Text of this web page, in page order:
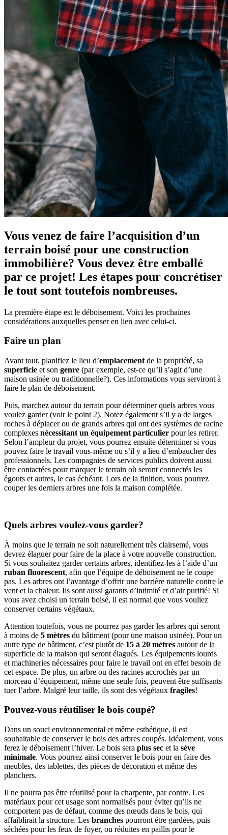
Vous venez de faire l’acquisition d’un
terrain boisé pour une construction
immobilière? Vous devez être emballé
par ce projet! Les étapes pour concrétiser
le tout sont toutefois nombreuses.
La première étape est le déboisement. Voici les prochaines
considérations auxquelles penser en lien avec celui-ci.
Faire un plan
Avant tout, planifiez le lieu d’emplacement de la propriété, sa
superficie et son genre (par exemple, est-ce qu’il s’agit d’une
maison usinée ou traditionnelle?). Ces informations vous serviront à
faire le plan de déboisement.
Puis, marchez autour du terrain pour déterminer quels arbres vous
voulez garder (voir le point 2). Notez également s’il y a de larges
roches à déplacer ou de grands arbres qui ont des systèmes de racine
complexes nécessitant un équipement particulier pour les retirer.
Selon l’ampleur du projet, vous pourrez ensuite déterminer si vous
pouvez faire le travail vous-même ou s’il y a lieu d’embaucher des
professionnels. Les compagnies de services publics doivent aussi
être contactées pour marquer le terrain où seront connectés les
égouts et autres, le cas échéant. Lors de la finition, vous pourrez
couper les derniers arbres une fois la maison complétée.
Quels arbres voulez-vous garder?
À moins que le terrain ne soit naturellement très clairsemé, vous
devrez élaguer pour faire de la place à votre nouvelle construction.
Si vous souhaitez garder certains arbres, identifiez-les à l’aide d’un
ruban fluorescent, afin que l’équipe de déboisement ne le coupe
pas. Les arbres ont l’avantage d’offrir une barrière naturelle contre le
vent et la chaleur. Ils sont aussi garants d’intimité et d’air purifié! Si
vous avez choisi un terrain boisé, il est normal que vous vouliez
conserver certains végétaux.
Attention toutefois, vous ne pourrez pas garder les arbres qui seront
à moins de 5 mètres du bâtiment (pour une maison usinée). Pour un
autre type de bâtiment, c’est plutôt de 15 à 20 mètres autour de la
superficie de la maison qui seront élagués. Les équipements lourds
et machineries nécessaires pour faire le travail ont en effet besoin de
cet espace. De plus, un arbre ou des racines accrochés par un
morceau d’équipement, même une seule fois, peuvent être suffisants
tuer l’arbre. Malgré leur taille, ils sont des végétaux fragiles!
Pouvez-vous réutiliser le bois coupé?
Dans un souci environnemental et même esthétique, il est
souhaitable de conserver le bois des arbres coupés. Idéalement, vous
ferez le déboisement l’hiver. Le bois sera plus sec et la sève
minimale. Vous pourrez ainsi conserver le bois pour en faire des
meubles, des tablettes, des pièces de décoration et même des
planchers.
Il ne pourra pas être réutilisé pour la charpente, par contre. Les
matériaux pour cet usage sont normalisés pour éviter qu’ils ne
comportent pas de défaut, comme des nœuds dans le bois, qui
affaiblirait la structure. Les branches pourront être gardées, puis
séchées pour les feux de foyer, ou réduites en paillis pour le